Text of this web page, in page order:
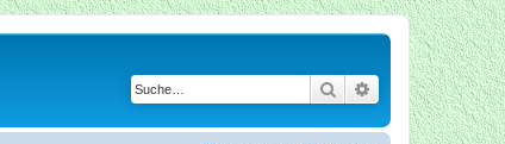
Suche Erweiterte Suche